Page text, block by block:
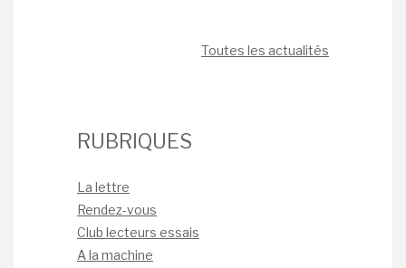
Toutes les actualités
RUBRIQUES
La lettre
Rendez-vous
Club lecteurs essais
A la machine